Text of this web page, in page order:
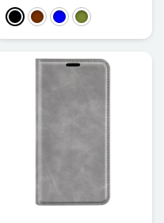
PretoCaféAzulKhaki